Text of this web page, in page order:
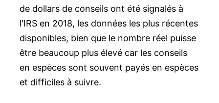
de dollars de conseils ont été signalés à
l'IRS en 2018, les données les plus récentes
disponibles, bien que le nombre réel puisse
être beaucoup plus élevé car les conseils
en espèces sont souvent payés en espèces
et difficiles à suivre.